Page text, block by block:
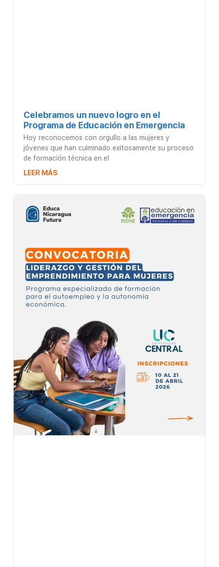
Celebramos un nuevo logro en el
Programa de Educación en Emergencia
Hoy reconocemos con orgullo a las mujeres y
jóvenes que han culminado exitosamente su proceso
de formación técnica en el
LEER MÁS